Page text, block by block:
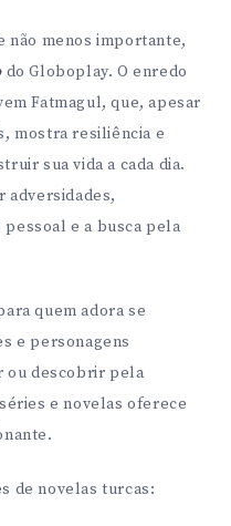
não menos importante,
do Globoplay. O enredo
Fatmagul, que, apesar
mostra resiliência e
sua vida a cada dia.
adversidades,
e a busca pela
quem adora se
e personagens
ou descobrir pela
e novelas oferece
de novelas turcas: